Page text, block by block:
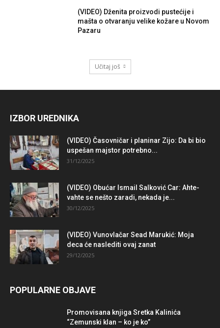
(VIDEO) Dženita proizvodi pustećije i
mašta o otvaranju velike kožare u Novom
Pazaru
Učitaj još
IZBOR UREDNIKA
(VIDEO) Časovničar i planinar Zijo: Da bi bio
uspešan majstor potrebno...
31/12/2025
(VIDEO) Obućar Ismail Salković Car: Ahte-
vahte se nešto zaradi, nekada je...
30/12/2025
(VIDEO) Vunovlačar Sead Marukić: Moja
deca će naslediti ovaj zanat
29/12/2025
POPULARNE OBJAVE
Promovisana knjiga Sretka Kalinića
“Zemunski klan – ko je ko”